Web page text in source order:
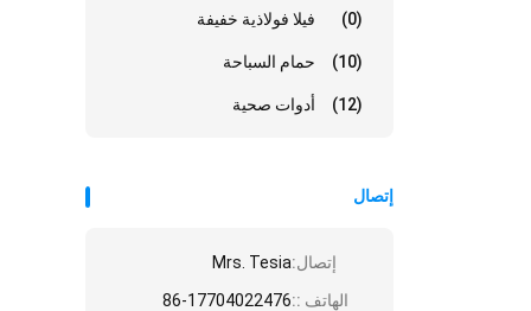
فيلا فولاذية خفيفة (0)
حمام السباحة (10)
أدوات صحية (12)
إتصال
إتصال:Mrs. Tesia
الهاتف ::86-17704022476